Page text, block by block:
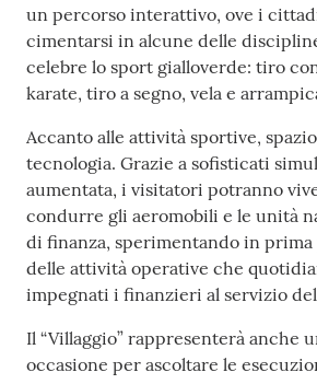
un percorso interattivo, ove i
cimentarsi in alcune delle
celebre lo sport gialloverde: tiro
karate, tiro a segno, vela e
Accanto alle attività sportive,
tecnologia. Grazie a sofisticati
aumentata, i visitatori potranno
condurre gli aeromobili e le unità
di finanza, sperimentando in prima
delle attività operative che
impegnati i finanzieri al servizio del
Il “Villaggio” rappresenterà anche
occasione per ascoltare le